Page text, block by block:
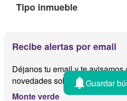
Tipo inmueble
Recibe alertas por email
Déjanos tu email y te
novedades sobre
Monte verde
Guardar